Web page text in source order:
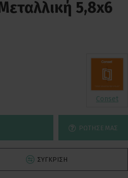
5,8x6
Conset
ΡΏΤΗΣΕ ΜΑΣ
ΣΎΓΚΡΙΣΗ